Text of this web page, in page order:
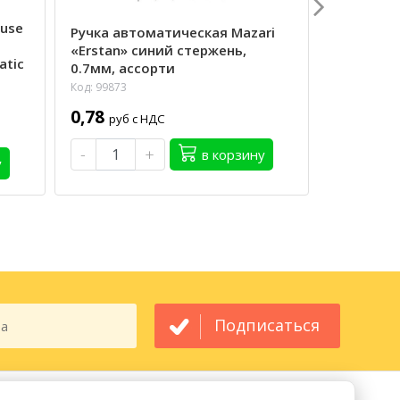
Ручка автоматическая Mazari
«Erstan» синий стержень,
0.7мм, ассорти
Код: 99873
0,78 руб с НДС
- + в корзину
Подписаться